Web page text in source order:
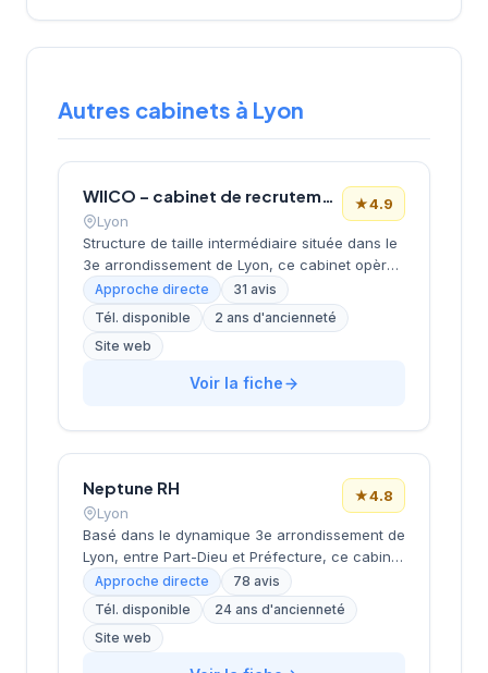
Autres cabinets à Lyon
WIICO – cabinet de recrutement
Lyon
★4.9
Structure de taille intermédiaire située dans le
3e arrondissement de Lyon, ce cabinet opère
depuis le quartier d'affaires de la Part-Dieu.
Dirigée par MOMTAZ-AZAD, l'entreprise
développe ses activités de recrutement avec
un positionnement géographique stratégique
au cœur du pôle économique lyonnais. La
société bénéficie d'une excellente réputation
Approche directe
31 avis
Tél. disponible
2 ans d'ancienneté
Site web
Voir la fiche
Neptune RH
Lyon
★4.8
Basé dans le dynamique 3e arrondissement de
Lyon, entre Part-Dieu et Préfecture, ce cabinet
de recrutement développe ses activités depuis
ses locaux de la rue Servient. Dirigé par
PERRIOLAT, il accompagne les entreprises
dans leurs recherches de talents avec une
approche personnalisée. La structure
Approche directe
78 avis
Tél. disponible
24 ans d'ancienneté
Site web